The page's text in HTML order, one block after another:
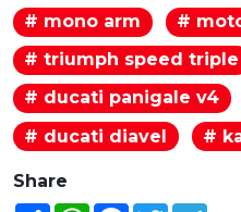
# mono arm
#
# triumph speed triple
# ducati panigale v4
# ducati diavel
#
Share